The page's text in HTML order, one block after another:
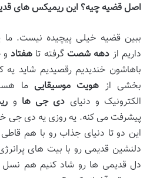
اصل قضیه چیه؟ این ریمیکس های
ببین قضیه خیلی پیچیده نیست. ما
داریم از دهه شصت گرفته تا هفتاد
باهاشون خندیدیم رقصیدیم شاید
بخشی از هویت موسیقایی ما
الکترونیک و دنیای دی جی ها و
پیشرفت می کنه. یه روزی یه دی جی
این دو تا دنیای جذاب رو با هم
دلنشین قدیمی رو با بیت های
دل قدیمی ها رو شاد کنیم هم نسل